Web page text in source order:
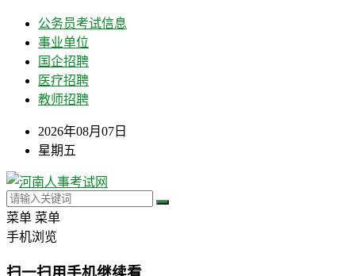
公务员考试信息
事业单位
国企招聘
医疗招聘
教师招聘
2026年08月07日
星期五
菜单 菜单
手机浏览
扫一扫用手机继续看